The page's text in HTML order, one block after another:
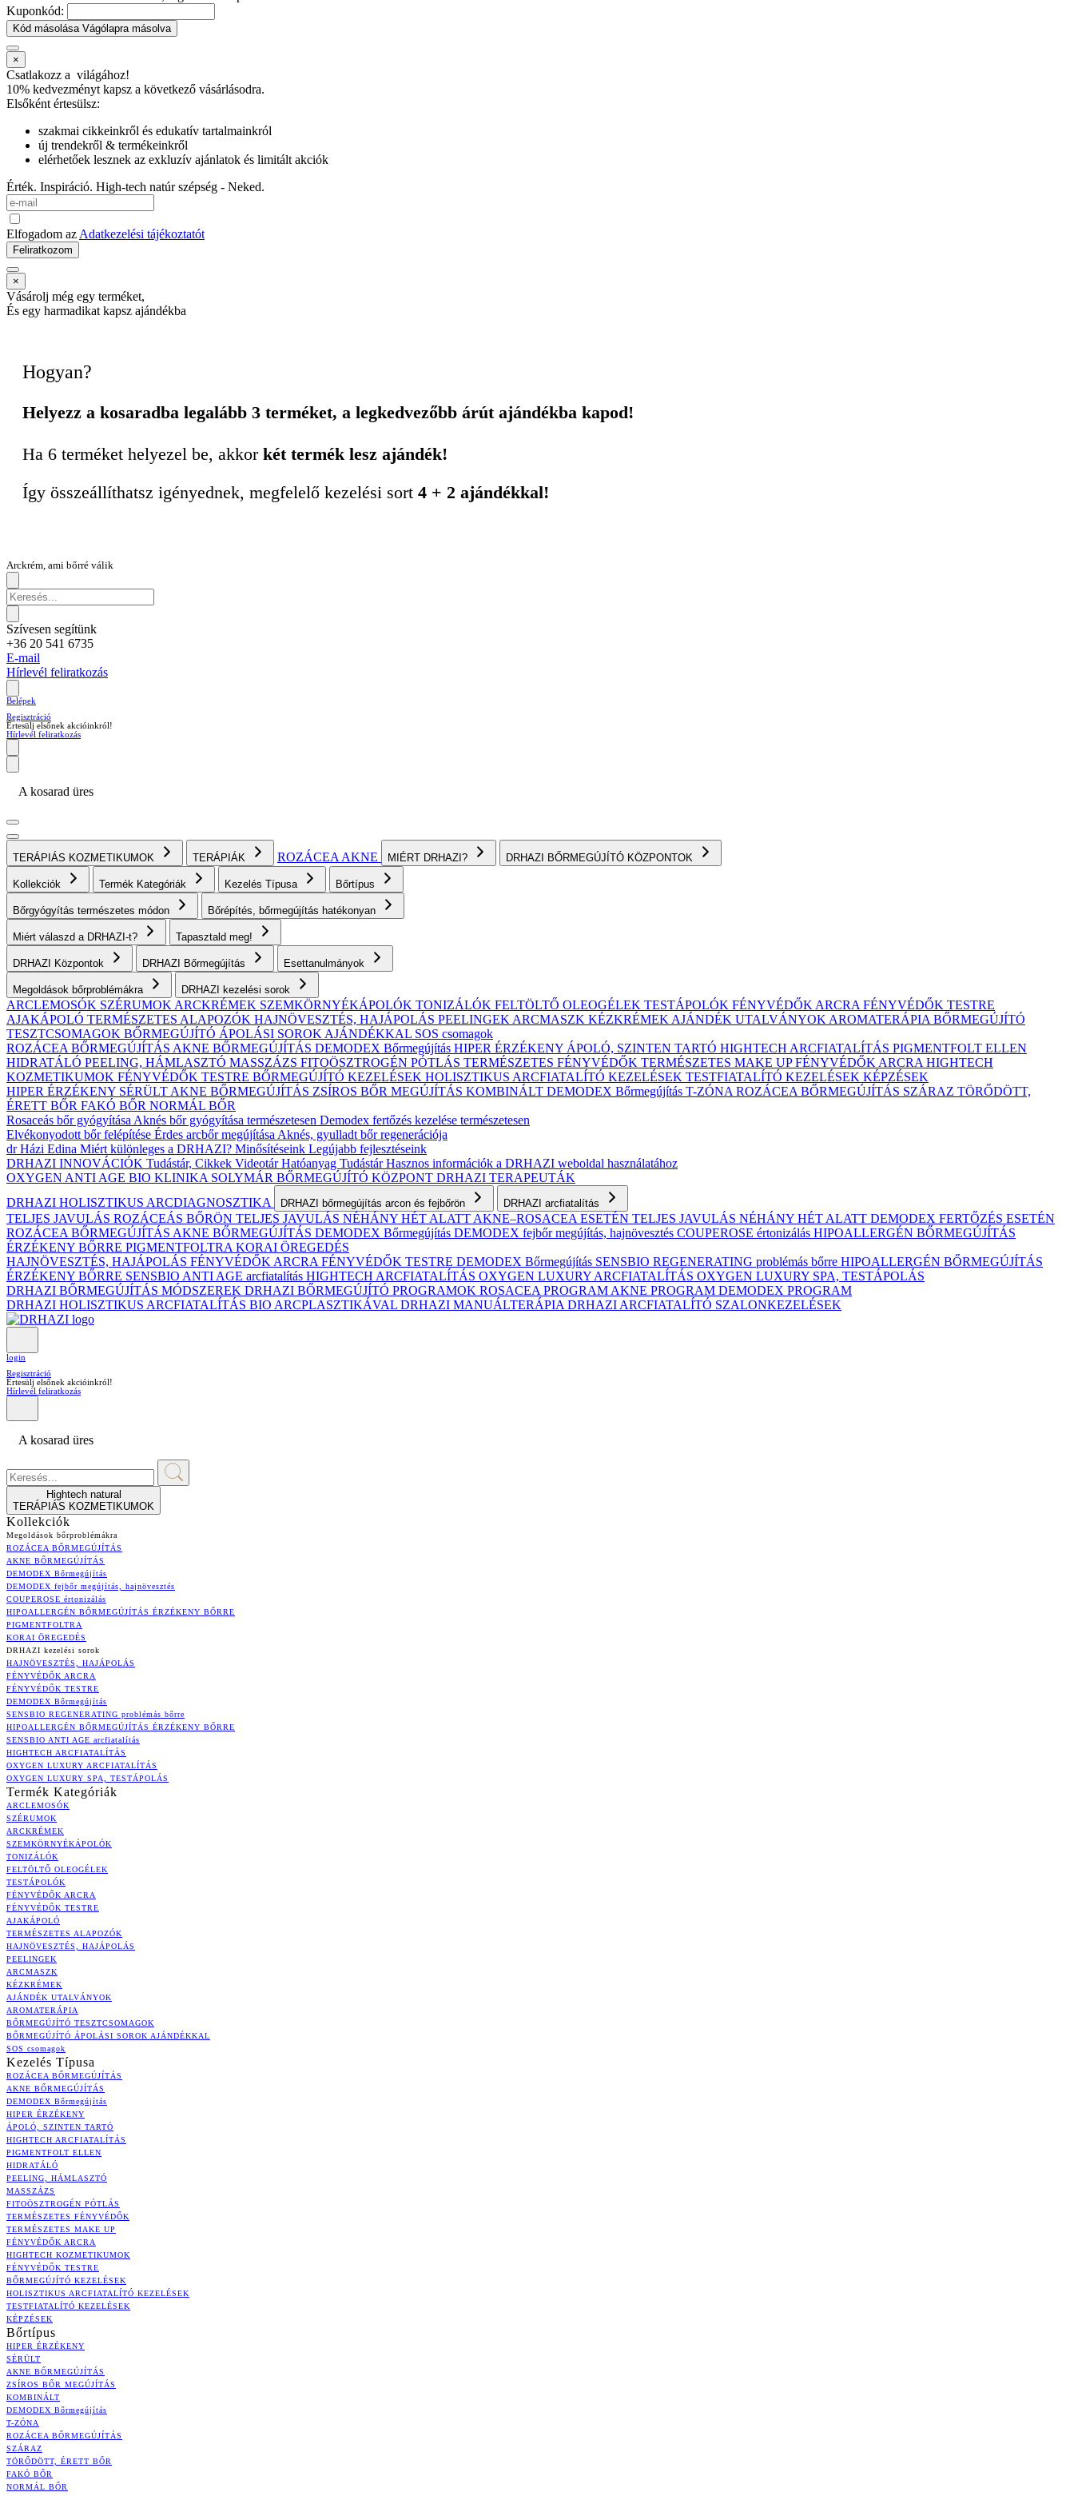
Kuponkód:
Kód másolása Vágólapra másolva
×
Csatlakozz a világához!
10% kedvezményt kapsz a következő vásárlásodra.
Elsőként értesülsz:
szakmai cikkeinkről és edukatív tartalmainkról
új trendekről & termékeinkről
elérhetőek lesznek az exkluzív ajánlatok és limitált akciók
Érték. Inspiráció. High-tech natúr szépség - Neked.
Elfogadom az Adatkezelési tájékoztatót
Feliratkozom
×
Vásárolj még egy terméket,
És egy harmadikat kapsz ajándékba
Hogyan?
Helyezz a kosaradba legalább 3 terméket, a legkedvezőbb árút ajándékba kapod!
Ha 6 terméket helyezel be, akkor két termék lesz ajándék!
Így összeállíthatsz igényednek, megfelelő kezelési sort 4 + 2 ajándékkal!
Arckrém, ami bőrré válik
Szívesen segítünk
+36 20 541 6735
E-mail
Hírlevél feliratkozás
Belépek
Regisztráció
Értesülj elsőnek akcióinkról!
Hírlevél feliratkozás
A kosarad üres
TERÁPIÁS KOZMETIKUMOK TERÁPIÁK ROZÁCEA AKNE MIÉRT DRHAZI? DRHAZI BŐRMEGÚJÍTÓ KÖZPONTOK
Kollekciók Termék Kategóriák Kezelés Típusa Bőrtípus
Bőrgyógyítás természetes módon Bőrépítés, bőrmegújítás hatékonyan
Miért válaszd a DRHAZI-t? Tapasztald meg!
DRHAZI Központok DRHAZI Bőrmegújítás Esettanulmányok
Megoldások bőrproblémákra DRHAZI kezelési sorok
ARCLEMOSÓK SZÉRUMOK ARCKRÉMEK SZEMKÖRNYÉKÁPOLÓK TONIZÁLÓK FELTÖLTŐ OLEOGÉLEK TESTÁPOLÓK FÉNYVÉDŐK ARCRA FÉNYVÉDŐK TESTRE
AJAKÁPOLÓ TERMÉSZETES ALAPOZÓK HAJNÖVESZTÉS, HAJÁPOLÁS PEELINGEK ARCMASZK KÉZKRÉMEK AJÁNDÉK UTALVÁNYOK AROMATERÁPIA BŐRMEGÚJÍTÓ
TESZTCSOMAGOK BŐRMEGÚJÍTÓ ÁPOLÁSI SOROK AJÁNDÉKKAL SOS csomagok
ROZÁCEA BŐRMEGÚJÍTÁS AKNE BŐRMEGÚJÍTÁS DEMODEX Bőrmegújítás HIPER ÉRZÉKENY ÁPOLÓ, SZINTEN TARTÓ HIGHTECH ARCFIATALÍTÁS PIGMENTFOLT ELLEN
HIDRATÁLÓ PEELING, HÁMLASZTÓ MASSZÁZS FITOÖSZTROGÉN PÓTLÁS TERMÉSZETES FÉNYVÉDŐK TERMÉSZETES MAKE UPFÉNYVÉDŐK ARCRA HIGHTECH
KOZMETIKUMOK FÉNYVÉDŐK TESTRE BŐRMEGÚJÍTÓ KEZELÉSEK HOLISZTIKUS ARCFIATALÍTÓ KEZELÉSEK TESTFIATALÍTÓ KEZELÉSEK KÉPZÉSEK
HIPER ÉRZÉKENY SÉRÜLT AKNE BŐRMEGÚJÍTÁS ZSÍROS BŐR MEGÚJÍTÁS KOMBINÁLT DEMODEX Bőrmegújítás T-ZÓNA ROZÁCEA BŐRMEGÚJÍTÁS SZÁRAZ TÖRŐDÖTT,
ÉRETT BŐR FAKÓ BŐR NORMÁL BŐR
Rosaceás bőr gyógyítása Aknés bőr gyógyítása természetesen Demodex fertőzés kezelése természetesen
Elvékonyodott bőr felépítése Érdes arcbőr megújítása Aknés, gyulladt bőr regenerációja
dr Házi Edina Miért különleges a DRHAZI? Minősítéseink Legújabb fejlesztéseink
DRHAZI INNOVÁCIÓK Tudástár, Cikkek VideotárHatóanyag TudástárHasznos információk a DRHAZI weboldal használatához
OXYGEN ANTI AGE BIO KLINIKA SOLYMÁR BŐRMEGÚJÍTÓ KÖZPONT DRHAZI TERAPEUTÁK
DRHAZI HOLISZTIKUS ARCDIAGNOSZTIKA
DRHAZI bőrmegújítás arcon és fejbőrön DRHAZI arcfiatalítás
TELJES JAVULÁS ROZÁCEÁS BŐRÖN TELJES JAVULÁS NÉHÁNY HÉT ALATT AKNE–ROSACEA ESETÉN TELJES JAVULÁS NÉHÁNY HÉT ALATT DEMODEX FERTŐZÉS ESETÉN
ROZÁCEA BŐRMEGÚJÍTÁS AKNE BŐRMEGÚJÍTÁS DEMODEX Bőrmegújítás DEMODEX fejbőr megújítás, hajnövesztés COUPEROSE értonizálás HIPOALLERGÉN BŐRMEGÚJÍTÁS
ÉRZÉKENY BŐRRE PIGMENTFOLTRA KORAI ÖREGEDÉS
HAJNÖVESZTÉS, HAJÁPOLÁS FÉNYVÉDŐK ARCRA FÉNYVÉDŐK TESTRE DEMODEX Bőrmegújítás SENSBIO REGENERATING problémás bőrre HIPOALLERGÉN BŐRMEGÚJÍTÁS
ÉRZÉKENY BŐRRE SENSBIO ANTI AGE arcfiatalítás HIGHTECH ARCFIATALÍTÁS OXYGEN LUXURY ARCFIATALÍTÁS OXYGEN LUXURY SPA, TESTÁPOLÁS
DRHAZI BŐRMEGÚJÍTÁS MÓDSZEREK DRHAZI BŐRMEGÚJÍTÓ PROGRAMOK ROSACEA PROGRAM AKNE PROGRAM DEMODEX PROGRAM
DRHAZI HOLISZTIKUS ARCFIATALÍTÁS BIO ARCPLASZTIKÁVAL DRHAZI MANUÁLTERÁPIA DRHAZI ARCFIATALÍTÓ SZALONKEZELÉSEK
login
Regisztráció
Értesülj elsőnek akcióinkról!
Hírlevél feliratkozás
A kosarad üres
Hightech natural
TERÁPIÁS KOZMETIKUMOK
Kollekciók
Megoldások bőrproblémákra
ROZÁCEA BŐRMEGÚJÍTÁS
AKNE BŐRMEGÚJÍTÁS
DEMODEX Bőrmegújítás
DEMODEX fejbőr megújítás, hajnövesztés
COUPEROSE értonizálás
HIPOALLERGÉN BŐRMEGÚJÍTÁS ÉRZÉKENY BŐRRE
PIGMENTFOLTRA
KORAI ÖREGEDÉS
DRHAZI kezelési sorok
HAJNÖVESZTÉS, HAJÁPOLÁS
FÉNYVÉDŐK ARCRA
FÉNYVÉDŐK TESTRE
DEMODEX Bőrmegújítás
SENSBIO REGENERATING problémás bőrre
HIPOALLERGÉN BŐRMEGÚJÍTÁS ÉRZÉKENY BŐRRE
SENSBIO ANTI AGE arcfiatalítás
HIGHTECH ARCFIATALÍTÁS
OXYGEN LUXURY ARCFIATALÍTÁS
OXYGEN LUXURY SPA, TESTÁPOLÁS
Termék Kategóriák
ARCLEMOSÓK
SZÉRUMOK
ARCKRÉMEK
SZEMKÖRNYÉKÁPOLÓK
TONIZÁLÓK
FELTÖLTŐ OLEOGÉLEK
TESTÁPOLÓK
FÉNYVÉDŐK ARCRA
FÉNYVÉDŐK TESTRE
AJAKÁPOLÓ
TERMÉSZETES ALAPOZÓK
HAJNÖVESZTÉS, HAJÁPOLÁS
PEELINGEK
ARCMASZK
KÉZKRÉMEK
AJÁNDÉK UTALVÁNYOK
AROMATERÁPIA
BŐRMEGÚJÍTÓ TESZTCSOMAGOK
BŐRMEGÚJÍTÓ ÁPOLÁSI SOROK AJÁNDÉKKAL
SOS csomagok
Kezelés Típusa
ROZÁCEA BŐRMEGÚJÍTÁS
AKNE BŐRMEGÚJÍTÁS
DEMODEX Bőrmegújítás
HIPER ÉRZÉKENY
ÁPOLÓ, SZINTEN TARTÓ
HIGHTECH ARCFIATALÍTÁS
PIGMENTFOLT ELLEN
HIDRATÁLÓ
PEELING, HÁMLASZTÓ
MASSZÁZS
FITOÖSZTROGÉN PÓTLÁS
TERMÉSZETES FÉNYVÉDŐK
TERMÉSZETES MAKE UP
FÉNYVÉDŐK ARCRA
HIGHTECH KOZMETIKUMOK
FÉNYVÉDŐK TESTRE
BŐRMEGÚJÍTÓ KEZELÉSEK
HOLISZTIKUS ARCFIATALÍTÓ KEZELÉSEK
TESTFIATALÍTÓ KEZELÉSEK
KÉPZÉSEK
Bőrtípus
HIPER ÉRZÉKENY
SÉRÜLT
AKNE BŐRMEGÚJÍTÁS
ZSÍROS BŐR MEGÚJÍTÁS
KOMBINÁLT
DEMODEX Bőrmegújítás
T-ZÓNA
ROZÁCEA BŐRMEGÚJÍTÁS
SZÁRAZ
TÖRŐDÖTT, ÉRETT BŐR
FAKÓ BŐR
NORMÁL BŐR